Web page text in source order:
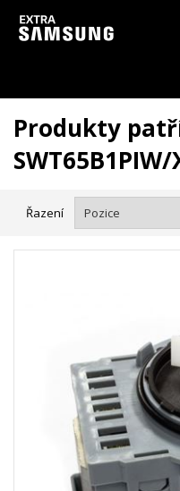
Vzhledem k aktuální situaci se
zpozdit.
Produkty
SWT65B1PIW/
Řazení